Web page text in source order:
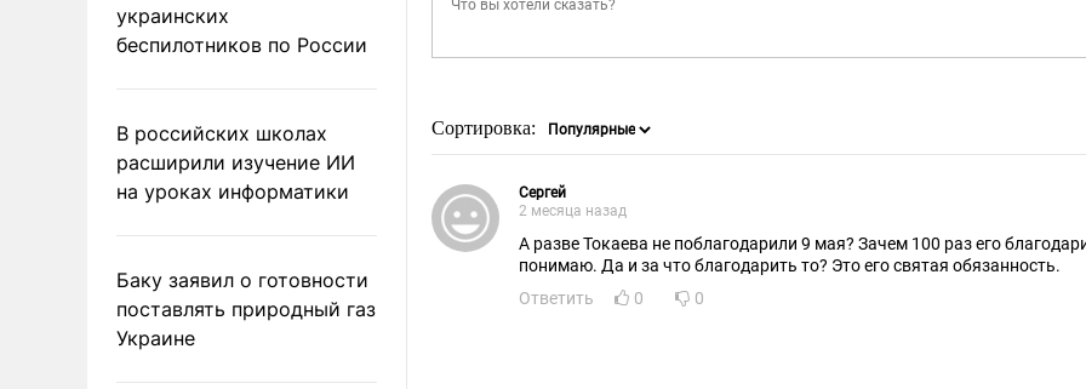
украинских
беспилотников по России
В российских школах
расширили изучение ИИ
на уроках информатики
Баку заявил о готовности
поставлять природный газ
Украине
Сортировка:
Сергей
2 месяца назад
А разве Токаева не поблагодарили 9 мая? Зачем 100 раз его благодарить? Вот этого я не
понимаю. Да и за что благодарить то? Это его святая обязанность.
Ответить
0 0